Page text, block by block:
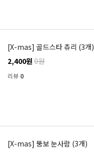
[X-mas] 골드스타 츄리 (3개)
2,400원 0원
리뷰 0
[X-mas] 뚱보 눈사람 (3개)